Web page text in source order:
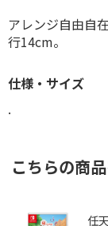
アレンジ自由自
行14cm。
仕様・サイズ
.
こちらの商
任